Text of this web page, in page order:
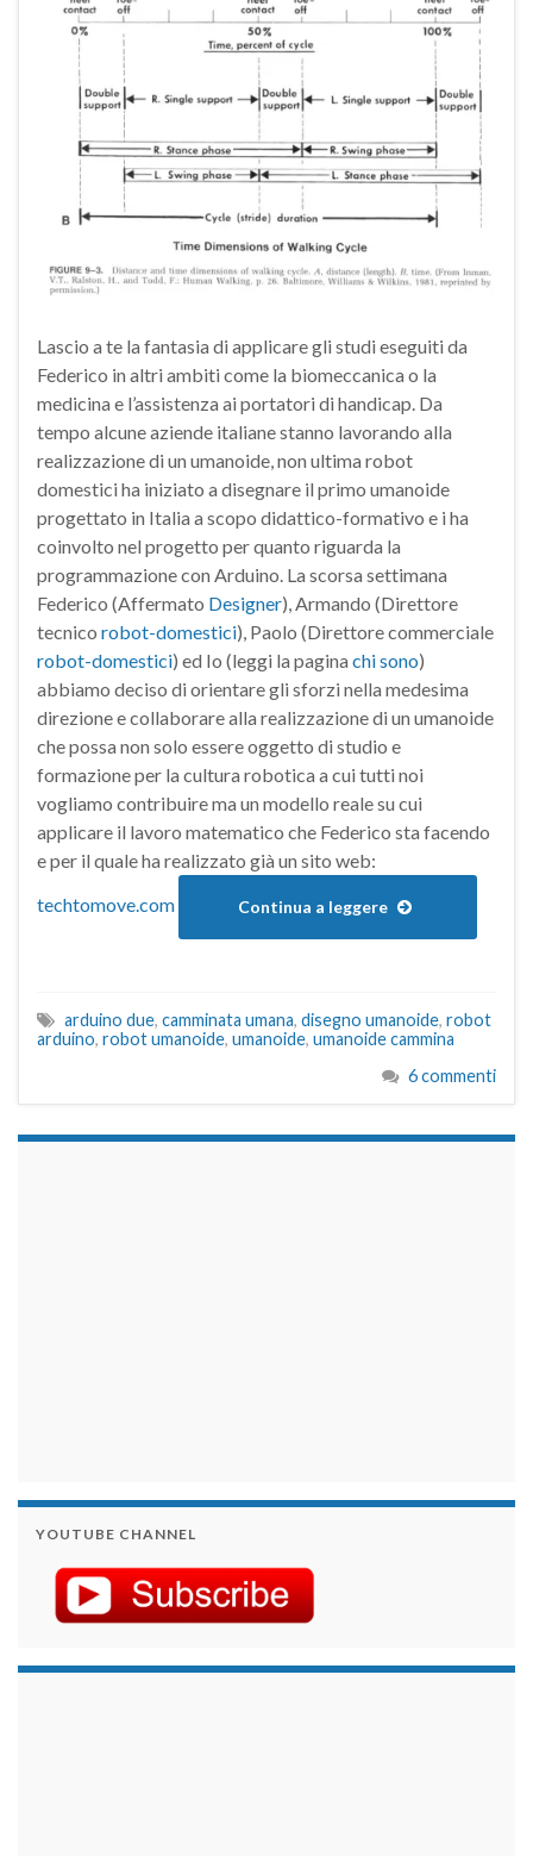
Lascio a te la fantasia di applicare gli studi eseguiti da
Federico in altri ambiti come la biomeccanica o la
medicina e l’assistenza ai portatori di handicap. Da
tempo alcune aziende italiane stanno lavorando alla
realizzazione di un umanoide, non ultima robot
domestici ha iniziato a disegnare il primo umanoide
progettato in Italia a scopo didattico-formativo e i ha
coinvolto nel progetto per quanto riguarda la
programmazione con Arduino. La scorsa settimana
Federico (Affermato Designer), Armando (Direttore
tecnico robot-domestici), Paolo (Direttore commerciale
robot-domestici) ed Io (leggi la pagina chi sono)
abbiamo deciso di orientare gli sforzi nella medesima
direzione e collaborare alla realizzazione di un umanoide
che possa non solo essere oggetto di studio e
formazione per la cultura robotica a cui tutti noi
vogliamo contribuire ma un modello reale su cui
applicare il lavoro matematico che Federico sta facendo
e per il quale ha realizzato già un sito web:
techtomove.com
Continua a leggere
arduino due, camminata umana, disegno umanoide, robot
arduino, robot umanoide, umanoide, umanoide cammina
6 commenti
YOUTUBE CHANNEL